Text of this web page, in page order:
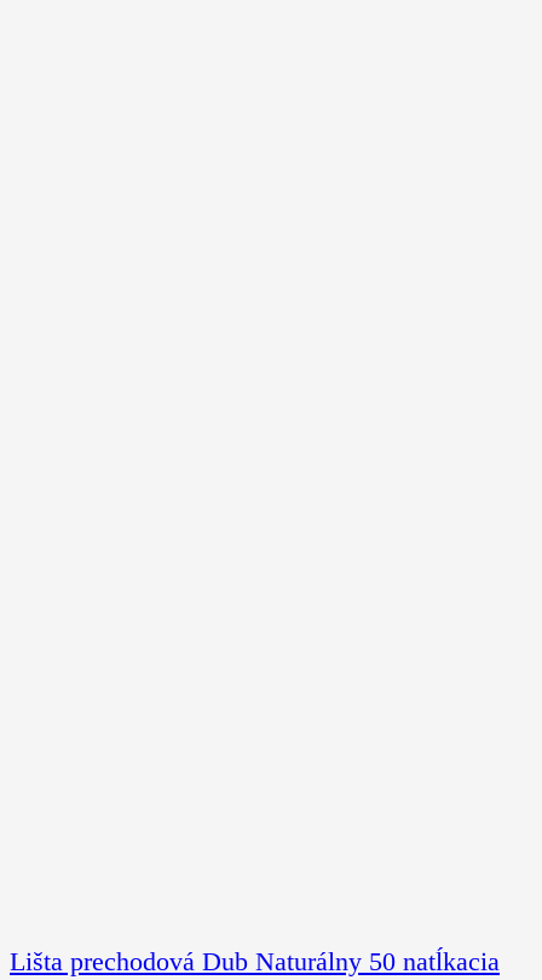
Lišta prechodová Dub Naturálny 50 natĺkacia